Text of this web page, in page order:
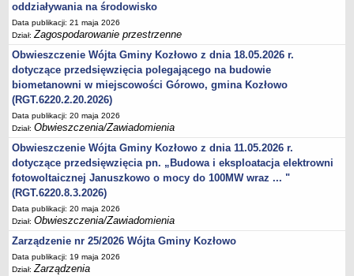
oddziaływania na środowisko
Data publikacji: 21 maja 2026
Dział:Zagospodarowanie przestrzenne
Obwieszczenie Wójta Gminy Kozłowo z dnia 18.05.2026 r.
dotyczące przedsięwzięcia polegającego na budowie
biometanowni w miejscowości Górowo, gmina Kozłowo
(RGT.6220.2.20.2026)
Data publikacji: 20 maja 2026
Dział:Obwieszczenia/Zawiadomienia
Obwieszczenie Wójta Gminy Kozłowo z dnia 11.05.2026 r.
dotyczące przedsięwzięcia pn. „Budowa i eksploatacja elektrowni
fotowoltaicznej Januszkowo o mocy do 100MW wraz ... "
(RGT.6220.8.3.2026)
Data publikacji: 20 maja 2026
Dział:Obwieszczenia/Zawiadomienia
Zarządzenie nr 25/2026 Wójta Gminy Kozłowo
Data publikacji: 19 maja 2026
Dział:Zarządzenia